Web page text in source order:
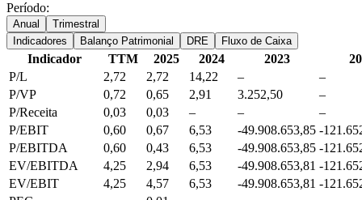
Período:
Anual
Trimestral
Indicadores
Balanço Patrimonial DRE Fluxo de Caixa
Indicador TTM 2025 2024 2023
P/L
2,72 2,72 14,22 –
–
P/VP
0,72 0,65 2,91 3.252,50
–
P/Receita
0,03 0,03 – –
–
P/EBIT
0,60 0,67 6,53 -49.908.653,85 -
P/EBITDA
0,60 0,43 6,53 -49.908.653,85 -
EV/EBITDA
4,25 2,94 6,53 -49.908.653,81 -
EV/EBIT
4,25 4,57 6,53 -49.908.653,81 -